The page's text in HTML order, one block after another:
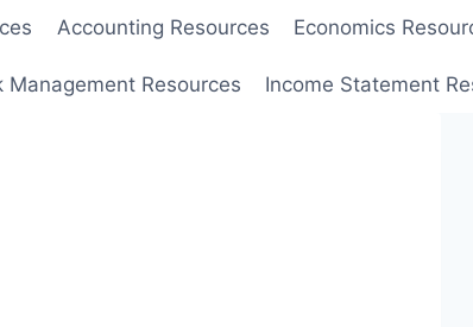
Accounting Resources Economics
Management Resources Income Statement